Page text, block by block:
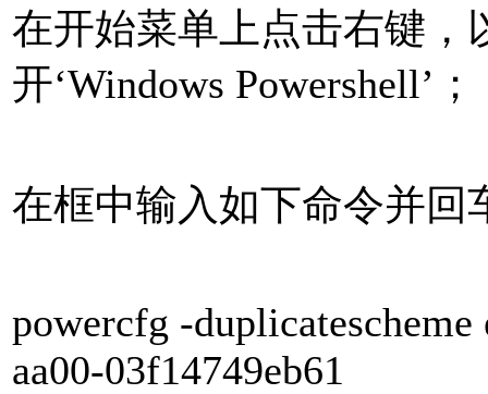
在开始菜单上点击右键，
开‘Windows Powershell’；
在框中输入如下命令并回
powercfg -
aa00-03f14749eb61